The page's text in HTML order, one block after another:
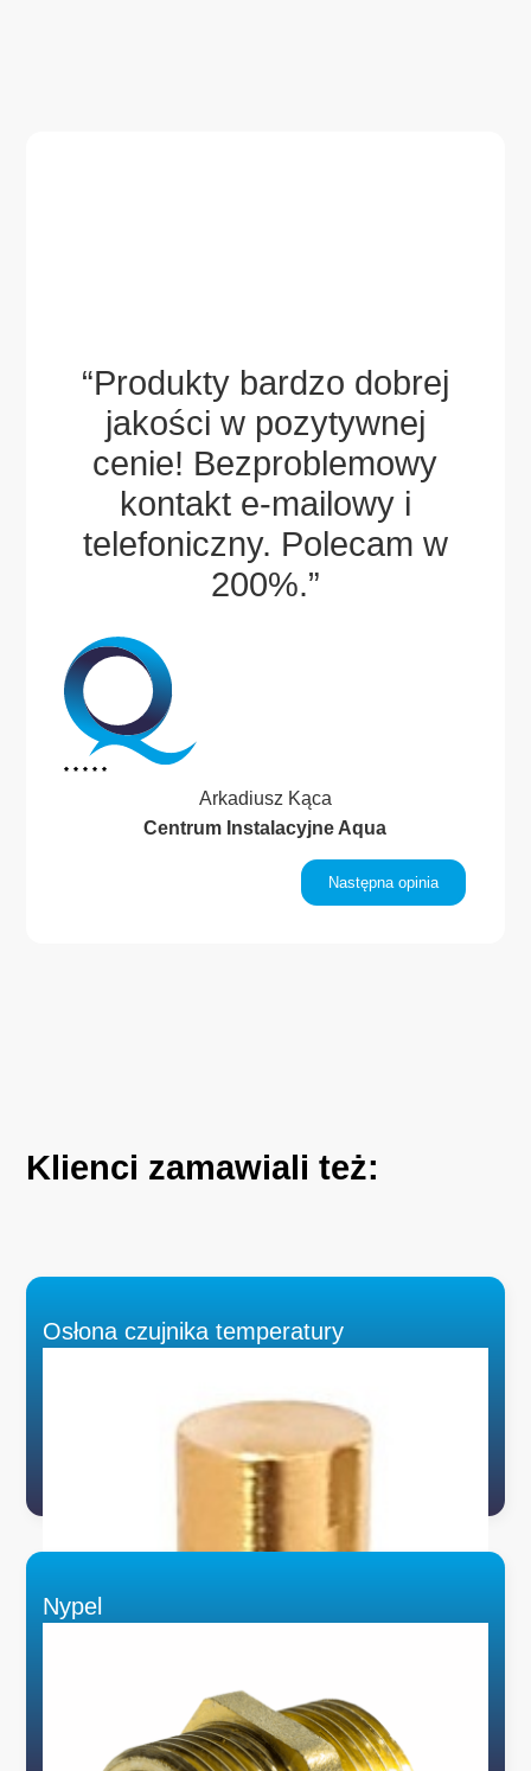
Arkadiusz Kąca
Centrum Instalacyjne Aqua
Następna opinia
“Produkty bardzo dobrej
jakości w pozytywnej
cenie! Bezproblemowy
kontakt e-mailowy i
telefoniczny. Polecam w
200%.”
Klienci zamawiali też:
Osłona czujnika temperatury
Nypel